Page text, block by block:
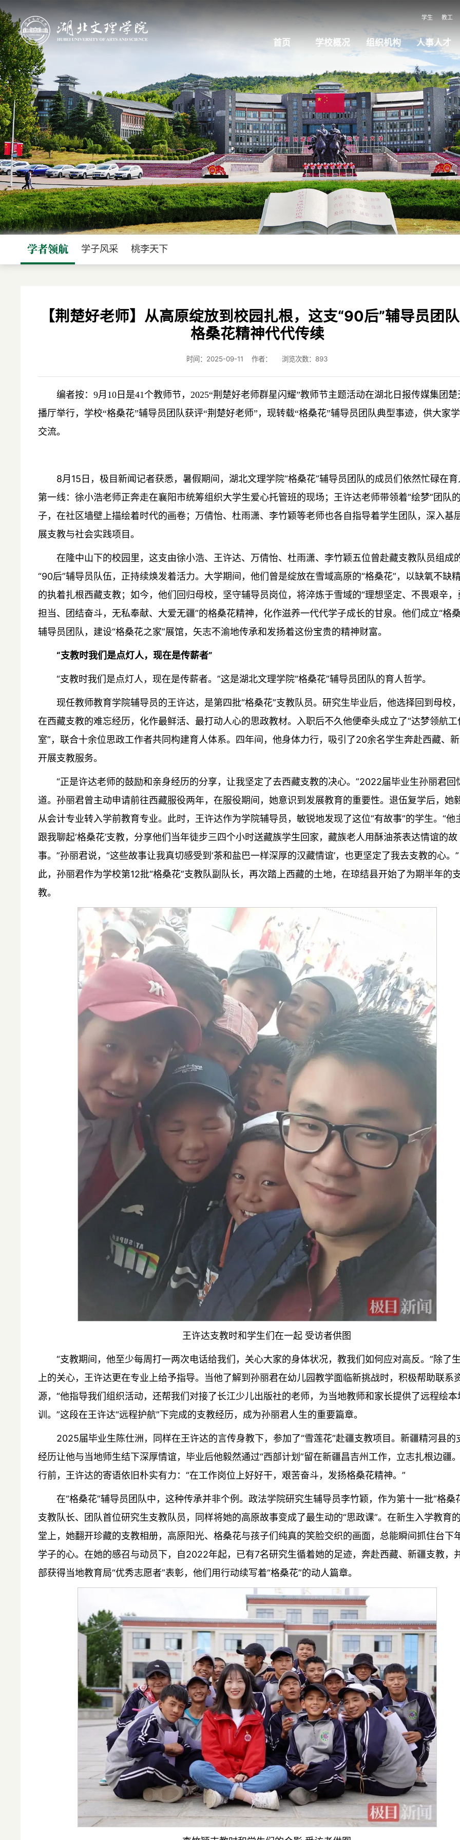
学生 教工
首页 学校概况 组织机构 人事人才
学者领航 学子风采 桃李天下
【荆楚好老师】从高原绽放到校园扎根，这支“90后”辅导员团
格桑花精神代代传续
时间：2025-09-11 作者： 浏览次数： 893
编者按：9月10日是41个教师节，2025“荆楚好老师群星闪耀”教师节主题活动在湖北日报传媒集团楚
播厅举行，学校“格桑花”辅导员团队获评“荆楚好老师”，现转载“格桑花”辅导员团队典型事迹，供大家
交流。
8月15日，极目新闻记者获悉，暑假期间，湖北文理学院“格桑花”辅导员团队的成员们依然忙碌在
第一线：徐小浩老师正奔走在襄阳市统筹组织大学生爱心托管班的现场；王许达老师带领着“绘梦”团队
子，在社区墙壁上描绘着时代的画卷；万倩怡、杜雨潇、李竹颖等老师也各自指导着学生团队，深入基
展支教与社会实践项目。
在隆中山下的校园里，这支由徐小浩、王许达、万倩怡、杜雨潇、李竹颖五位曾赴藏支教队员组成
“90后”辅导员队伍，正持续焕发着活力。大学期间，他们曾是绽放在雪域高原的“格桑花”，以缺氧不缺
的执着扎根西藏支教；如今，他们回归母校，坚守辅导员岗位，将淬炼于雪域的“理想坚定、不畏艰辛，
担当、团结奋斗，无私奉献、大爱无疆”的格桑花精神，化作滋养一代代学子成长的甘泉。他们成立“格
辅导员团队，建设“格桑花之家”展馆，矢志不渝地传承和发扬着这份宝贵的精神财富。
“支教时我们是点灯人，现在是传薪者”
“支教时我们是点灯人，现在是传薪者。”这是湖北文理学院“格桑花”辅导员团队的育人哲学。
现任教师教育学院辅导员的王许达，是第四批“格桑花”支教队员。研究生毕业后，他选择回到母校
在西藏支教的难忘经历，化作最鲜活、最打动人心的思政教材。入职后不久他便牵头成立了“达梦领航工
室”，联合十余位思政工作者共同构建育人体系。四年间，他身体力行，吸引了20余名学生奔赴西藏、
开展支教服务。
“正是许达老师的鼓励和亲身经历的分享，让我坚定了去西藏支教的决心。”2022届毕业生孙丽君回
道。孙丽君曾主动申请前往西藏服役两年，在服役期间，她意识到发展教育的重要性。退伍复学后，她
从会计专业转入学前教育专业。此时，王许达作为学院辅导员，敏锐地发现了这位“有故事”的学生。“他
跟我聊起‘格桑花’支教，分享他们当年徒步三四个小时送藏族学生回家，藏族老人用酥油茶表达情谊的故
事。”孙丽君说，“这些故事让我真切感受到‘茶和盐巴一样深厚的汉藏情谊’，也更坚定了我去支教的心。
此，孙丽君作为学校第12批“格桑花”支教队副队长，再次踏上西藏的土地，在琼结县开始了为期半年的
教。
王许达支教时和学生们在一起 受访者供图
“支教期间，他至少每周打一两次电话给我们，关心大家的身体状况，教我们如何应对高反。”除了
上的关心，王许达更在专业上给予指导。当他了解到孙丽君在幼儿园教学面临新挑战时，积极帮助联系
源，“他指导我们组织活动，还帮我们对接了长江少儿出版社的老师，为当地教师和家长提供了远程绘本
训。”这段在王许达“远程护航”下完成的支教经历，成为孙丽君人生的重要篇章。
2025届毕业生陈仕洲，同样在王许达的言传身教下，参加了“雪莲花”赴疆支教项目。新疆精河县的
经历让他与当地师生结下深厚情谊，毕业后他毅然通过“西部计划”留在新疆昌吉州工作，立志扎根边疆
行前，王许达的寄语依旧朴实有力：“在工作岗位上好好干，艰苦奋斗，发扬格桑花精神。”
在“格桑花”辅导员团队中，这种传承并非个例。政法学院研究生辅导员李竹颖，作为第十一批“格桑
支教队长、团队首位研究生支教队员，同样将她的高原故事变成了最生动的“思政课”。在新生入学教育
堂上，她翻开珍藏的支教相册，高原阳光、格桑花与孩子们纯真的笑脸交织的画面，总能瞬间抓住台下
学子的心。在她的感召与动员下，自2022年起，已有7名研究生循着她的足迹，奔赴西藏、新疆支教，
部获得当地教育局“优秀志愿者”表彰，他们用行动续写着“格桑花”的动人篇章。